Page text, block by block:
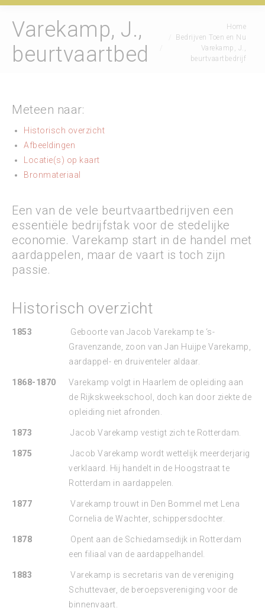
Varekamp, J.,
beurtvaartbedrijf
Home
Bedrijven Toen en Nu
Varekamp, J.,
beurtvaartbedrijf
Meteen naar:
Historisch overzicht
Afbeeldingen
Locatie(s) op kaart
Bronmateriaal
Een van de vele beurtvaartbedrijven een
essentiële bedrijfstak voor de stedelijke
economie. Varekamp start in de handel met
aardappelen, maar de vaart is toch zijn
passie.
Historisch overzicht
1853
Geboorte van Jacob Varekamp te ‘s-
Gravenzande, zoon van Jan Huijpe Varekamp,
aardappel- en druiventeler aldaar.
1868-1870
Varekamp volgt in Haarlem de opleiding aan
de Rijkskweekschool, doch kan door ziekte de
opleiding niet afronden.
1873 Jacob Varekamp vestigt zich te Rotterdam.
1875
Jacob Varekamp wordt wettelijk meerderjarig
verklaard. Hij handelt in de Hoogstraat te
Rotterdam in aardappelen.
1877
Varekamp trouwt in Den Bommel met Lena
Cornelia de Wachter, schippersdochter.
1878
Opent aan de Schiedamsedijk in Rotterdam
een filiaal van de aardappelhandel.
1883
Varekamp is secretaris van de vereniging
Schuttevaer, de beroepsvereniging voor de
binnenvaart.